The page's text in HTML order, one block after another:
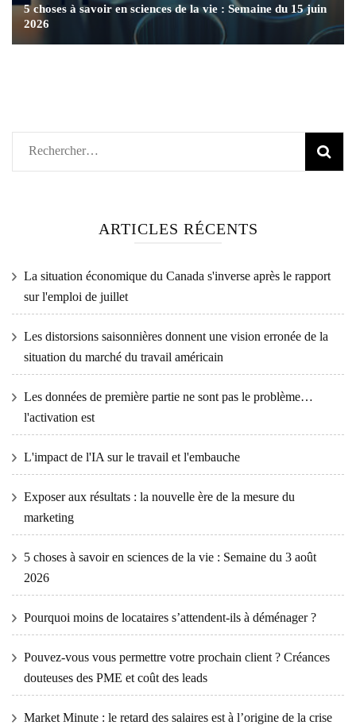
5 choses à savoir en sciences de la vie : Semaine du 15 juin
2026
Rechercher :
ARTICLES RÉCENTS
La situation économique du Canada s'inverse après le rapport
sur l'emploi de juillet
Les distorsions saisonnières donnent une vision erronée de la
situation du marché du travail américain
Les données de première partie ne sont pas le problème…
l'activation est
L'impact de l'IA sur le travail et l'embauche
Exposer aux résultats : la nouvelle ère de la mesure du
marketing
5 choses à savoir en sciences de la vie : Semaine du 3 août
2026
Pourquoi moins de locataires s’attendent-ils à déménager ?
Pouvez-vous vous permettre votre prochain client ? Créances
douteuses des PME et coût des leads
Market Minute : le retard des salaires est à l’origine de la crise